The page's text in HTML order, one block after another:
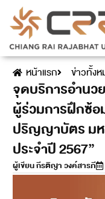
หน้าแรก ข่าวทั้ง
จุดบริการอำน
ผู้ร่วมการฝึกซ้อ
ปริญญาบัตร มห
ประจำปี 2567”
ผู้เขียนกีรติญา วงค์สารภี